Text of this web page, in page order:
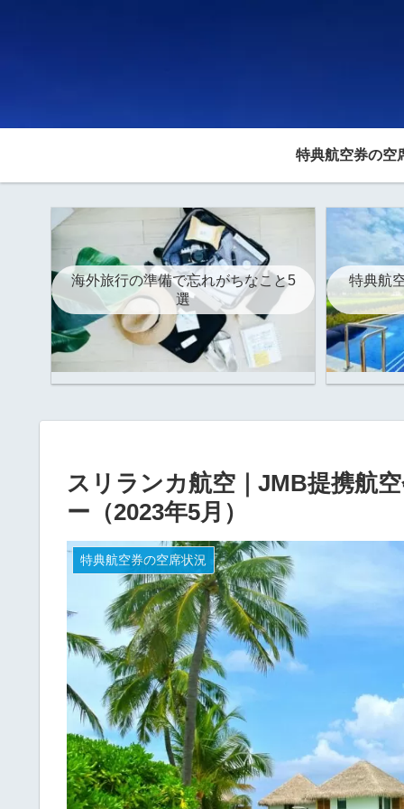
特典航空券の空
海外旅行の準備で忘れがちなこと5
選
特典航
スリランカ航空｜JMB提携航
ー（2023年5月）
特典航空券の空席状況